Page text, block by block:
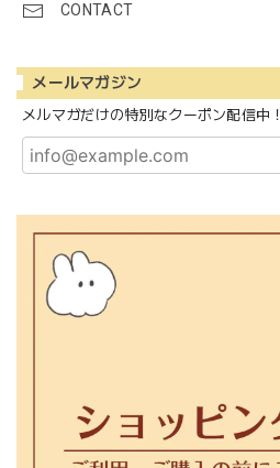
CONTACT
メールマガジン
メルマガだけの特別なクーポン配信中！